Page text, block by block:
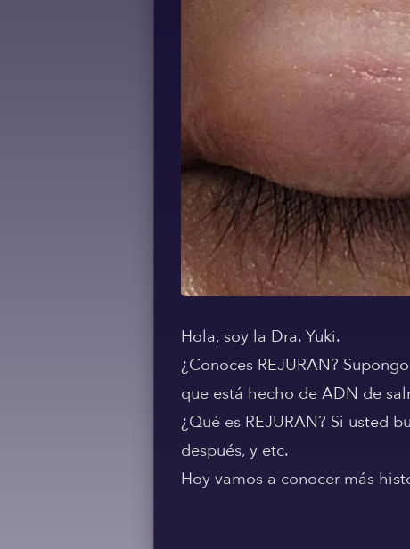
Hola, soy la Dra. Yuki.
¿Conoces REJURAN?
que está hecho de ADN de
¿Qué es REJURAN? Si usted
después, y etc.
Hoy vamos a conocer más